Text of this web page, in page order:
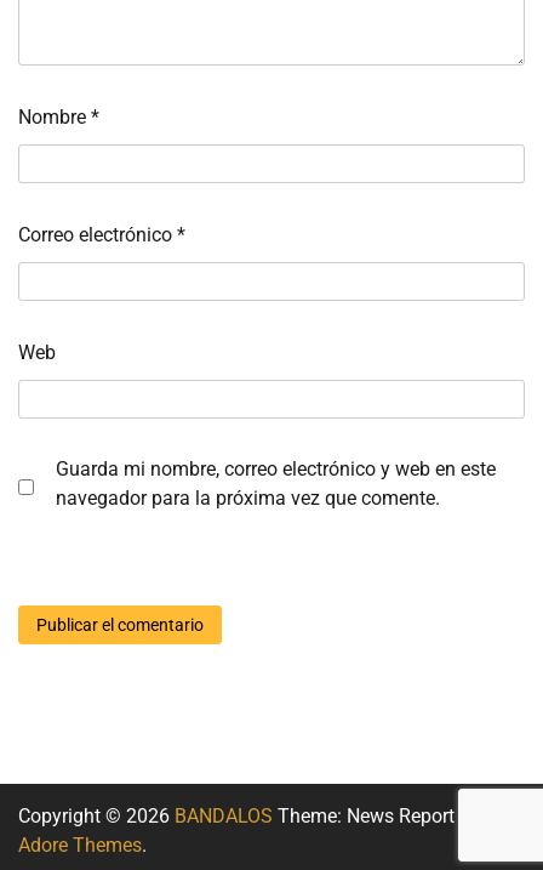
Nombre *
Correo electrónico *
Web
Guarda mi nombre, correo electrónico y web en este
navegador para la próxima vez que comente.
Copyright © 2026 BANDALOS Theme: News Report By
Adore Themes.